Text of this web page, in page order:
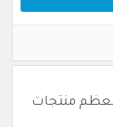
معظم منتجات